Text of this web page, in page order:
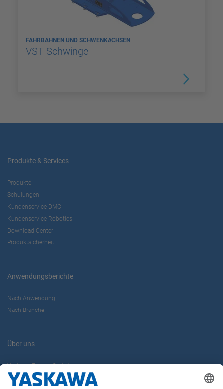
FAHRBAHNEN UND SCHWENKACHSEN
VST Schwinge
Produkte & Services
Produkte
Schulungen
Kundenservice DMC
Kundenservice Robotics
Download Center
Produktsicherheit
Anwendungsberichte
Nach Anwendung
Nach Branche
Über uns
Yaskawa Europe GmbH
Karriere